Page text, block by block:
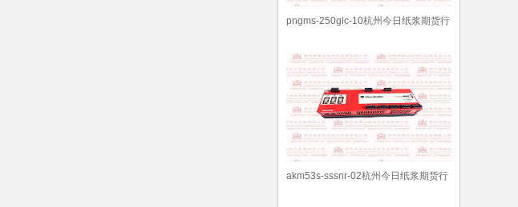
pngms-250glc-10杭州今日纸浆期货行
akm53s-sssnr-02杭州今日纸浆期货行